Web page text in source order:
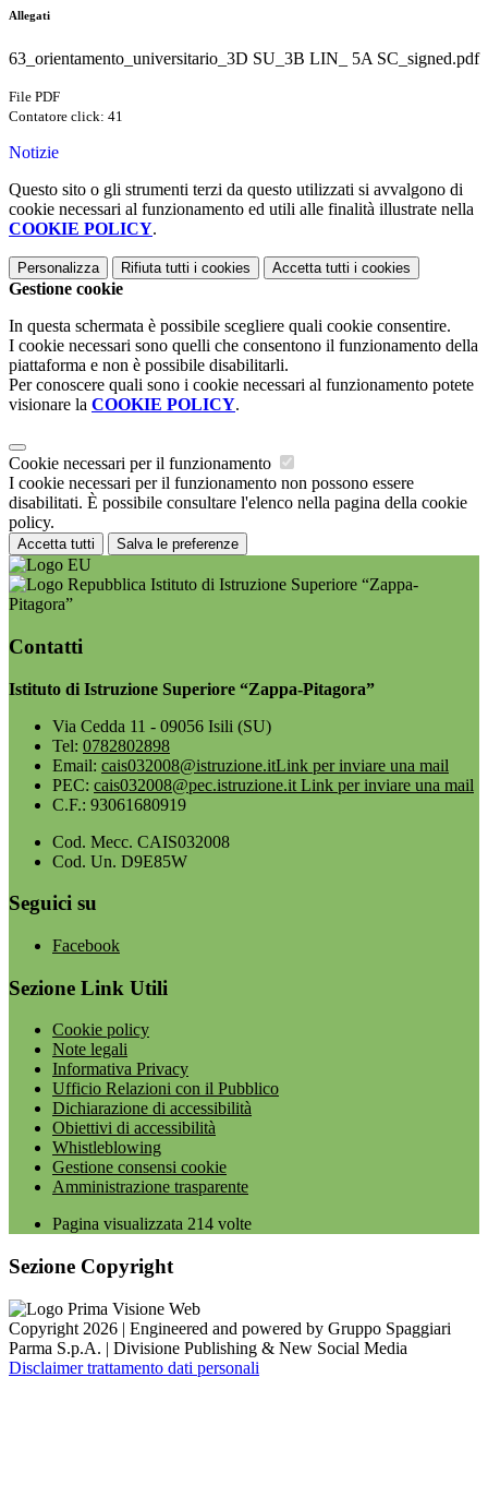
Allegati
63_orientamento_universitario_3D SU_3B LIN_ 5A SC_signed.pdf
File PDF
Contatore click: 41
Notizie
Questo sito o gli strumenti terzi da questo utilizzati si avvalgono di
cookie necessari al funzionamento ed utili alle finalità illustrate nella
COOKIE POLICY.
Personalizza Rifiuta tutti i cookies Accetta tutti i cookies
Gestione cookie
In questa schermata è possibile scegliere quali cookie consentire.
I cookie necessari sono quelli che consentono il funzionamento della
piattaforma e non è possibile disabilitarli.
Per conoscere quali sono i cookie necessari al funzionamento potete
visionare la COOKIE POLICY.
Cookie necessari per il funzionamento
I cookie necessari per il funzionamento non possono essere
disabilitati. È possibile consultare l'elenco nella pagina della cookie
policy.
Accetta tutti Salva le preferenze
Istituto di Istruzione Superiore “Zappa-
Pitagora”
Contatti
Istituto di Istruzione Superiore “Zappa-Pitagora”
Via Cedda 11 - 09056 Isili (SU)
Tel: 0782802898
Email: cais032008@istruzione.itLink per inviare una mail
PEC: cais032008@pec.istruzione.it Link per inviare una mail
C.F.: 93061680919
Cod. Mecc. CAIS032008
Cod. Un. D9E85W
Seguici su
Facebook
Sezione Link Utili
Cookie policy
Note legali
Informativa Privacy
Ufficio Relazioni con il Pubblico
Dichiarazione di accessibilità
Obiettivi di accessibilità
Whistleblowing
Gestione consensi cookie
Amministrazione trasparente
Pagina visualizzata 214 volte
Sezione Copyright
Copyright 2026 | Engineered and powered by Gruppo Spaggiari
Parma S.p.A. | Divisione Publishing & New Social Media
Disclaimer trattamento dati personali